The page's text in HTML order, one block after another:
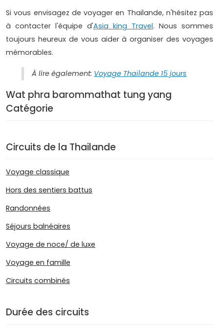
Si vous envisagez de voyager en Thaïlande, n'hésitez pas
à contacter l'équipe d'Asia king Travel. Nous sommes
toujours heureux de vous aider à organiser des voyages
mémorables.
À lire également: Voyage Thaïlande 15 jours
Wat phra barommathat tung yang
Catégorie
Circuits de la Thailande
Voyage classique
Hors des sentiers battus
Randonnées
Séjours balnéaires
Voyage de noce/ de luxe
Voyage en famille
Circuits combinés
Durée des circuits